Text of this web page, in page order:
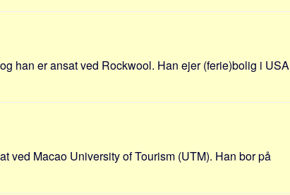
han er ansat ved Rockwool. Han ejer (ferie)bolig i USA
ved Macao University of Tourism (UTM). Han bor på